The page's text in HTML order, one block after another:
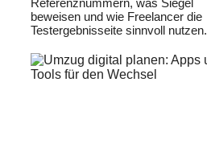
beweisen und wie Freelancer die
Testergebnisseite sinnvoll nutzen.